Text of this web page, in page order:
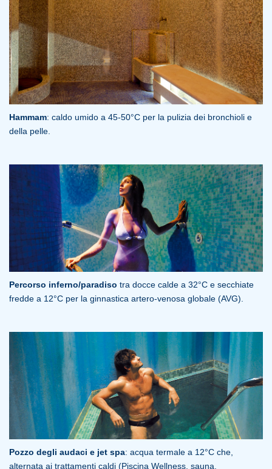
Hammam: caldo umido a 45-50°C per la pulizia dei bronchioli e
della pelle.
Percorso inferno/paradiso tra docce calde a 32°C e secchiate
fredde a 12°C per la ginnastica artero-venosa globale (AVG).
Pozzo degli audaci e jet spa: acqua termale a 12°C che,
alternata ai trattamenti caldi (Piscina Wellness, sauna,